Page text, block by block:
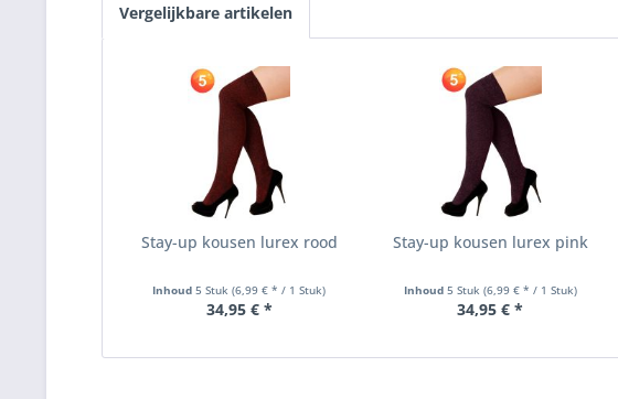
Vergelijkbare artikelen
Stay-up kousen lurex rood
Inhoud5 Stuk(6,99 € * / 1 Stuk)
34,95 € *
Stay-up kousen lurex pink
Inhoud 5 Stuk (6,99 € * / 1 Stuk)
34,95 € *